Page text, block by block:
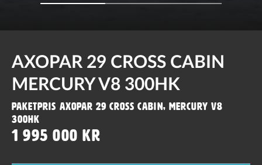
AXOPAR 29 CROSS CABIN
MERCURY V8 300HK
Paketpris Axopar 29 Cross Cabin, Mercury V8
300hk
1 995 000 kr